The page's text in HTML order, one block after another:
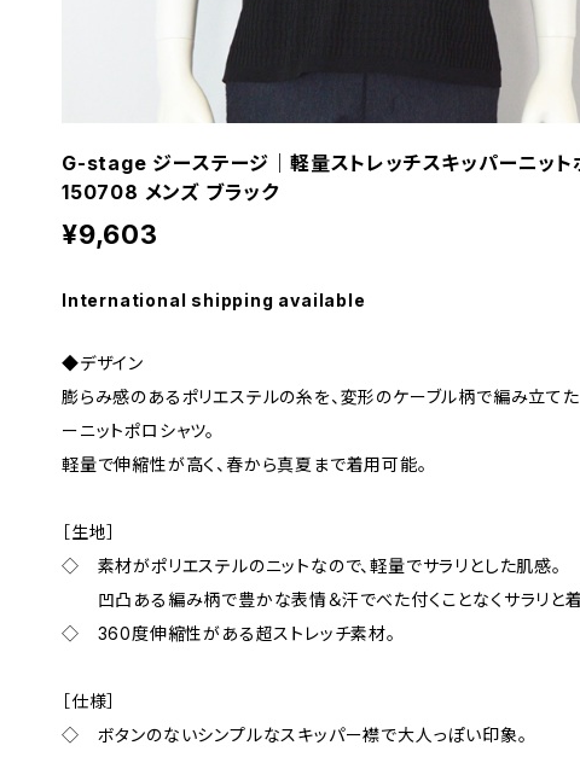
G-stage ジーステージ｜軽量ストレッチスキッパーニット
150708 メンズ ブラック
¥9,603
International shipping available
◆デザイン
膨らみ感のあるポリエステルの糸を、変形のケーブル柄で編み立て
ーニットポロシャツ。
軽量で伸縮性が高く、春から真夏まで着用可能。
［生地］
◇ 素材がポリエステルのニットなので、軽量でサラリとした肌感。
凹凸ある編み柄で豊かな表情＆汗でべた付くことなくサラリと着
◇ 360度伸縮性がある超ストレッチ素材。
［仕様］
◇ ボタンのないシンプルなスキッパー襟で大人っぽい印象。